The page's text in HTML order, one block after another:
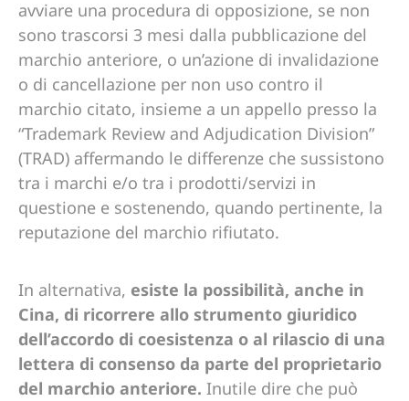
avviare una procedura di opposizione, se non
sono trascorsi 3 mesi dalla pubblicazione del
marchio anteriore, o un’azione di invalidazione
o di cancellazione per non uso contro il
marchio citato, insieme a un appello presso la
“Trademark Review and Adjudication Division”
(TRAD) affermando le differenze che sussistono
tra i marchi e/o tra i prodotti/servizi in
questione e sostenendo, quando pertinente, la
reputazione del marchio rifiutato.
In alternativa, esiste la possibilità, anche in
Cina, di ricorrere allo strumento giuridico
dell’accordo di coesistenza o al rilascio di una
lettera di consenso da parte del proprietario
del marchio anteriore. Inutile dire che può